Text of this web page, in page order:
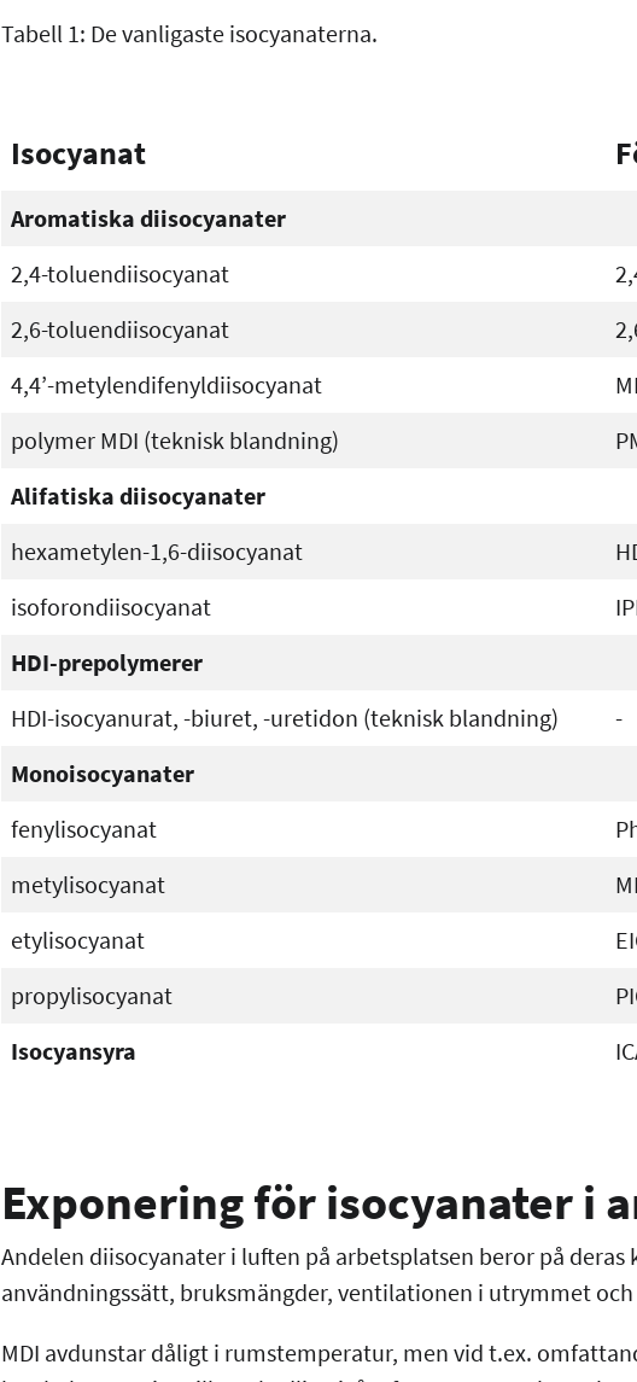
Tabell 1: De vanligaste isocyanaterna.
Isocyanat
Aromatiska diisocyanater
2,4-toluendiisocyanat
2,6-toluendiisocyanat
4,4’-metylendifenyldiisocyanat
polymer MDI (teknisk blandning)
Alifatiska diisocyanater
hexametylen-1,6-diisocyanat
isoforondiisocyanat
HDI-prepolymerer
HDI-isocyanurat, -biuret, -uretidon (teknisk blandning)
-
Monoisocyanater
fenylisocyanat
metylisocyanat
etylisocyanat
propylisocyanat
Isocyansyra
Exponering för isocyanater i
Andelen diisocyanater i luften på arbetsplatsen beror på deras
användningssätt, bruksmängder, ventilationen i utrymmet
MDI avdunstar dåligt i rumstemperatur, men vid t.ex.